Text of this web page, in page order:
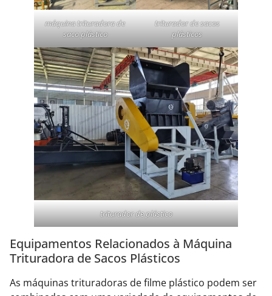
máquina trituradora de
saco plástico
triturador de sacos
plásticos
triturador de plástico
Equipamentos Relacionados à Máquina
Trituradora de Sacos Plásticos
As máquinas trituradoras de filme plástico podem ser